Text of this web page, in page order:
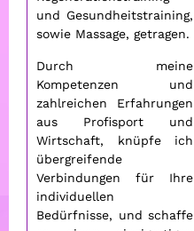
und Gesundheitstraining,
sowie Massage, getragen.
Durch meine
Kompetenzen und
zahlreichen Erfahrungen
aus Profisport und
Wirtschaft, knüpfe ich
übergreifende
Verbindungen für Ihre
individuellen
Bedürfnisse, und schaffe